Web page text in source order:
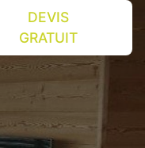
DEVIS
GRATUIT